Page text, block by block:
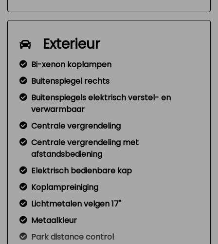
Exterieur
Bi-xenon koplampen
Buitenspiegel rechts
Buitenspiegels elektrisch verstel- en
verwarmbaar
Centrale vergrendeling
Centrale vergrendeling met
afstandsbediening
Elektrisch bedienbare kap
Koplampreiniging
Lichtmetalen velgen 17"
Metaalkleur
Park distance control